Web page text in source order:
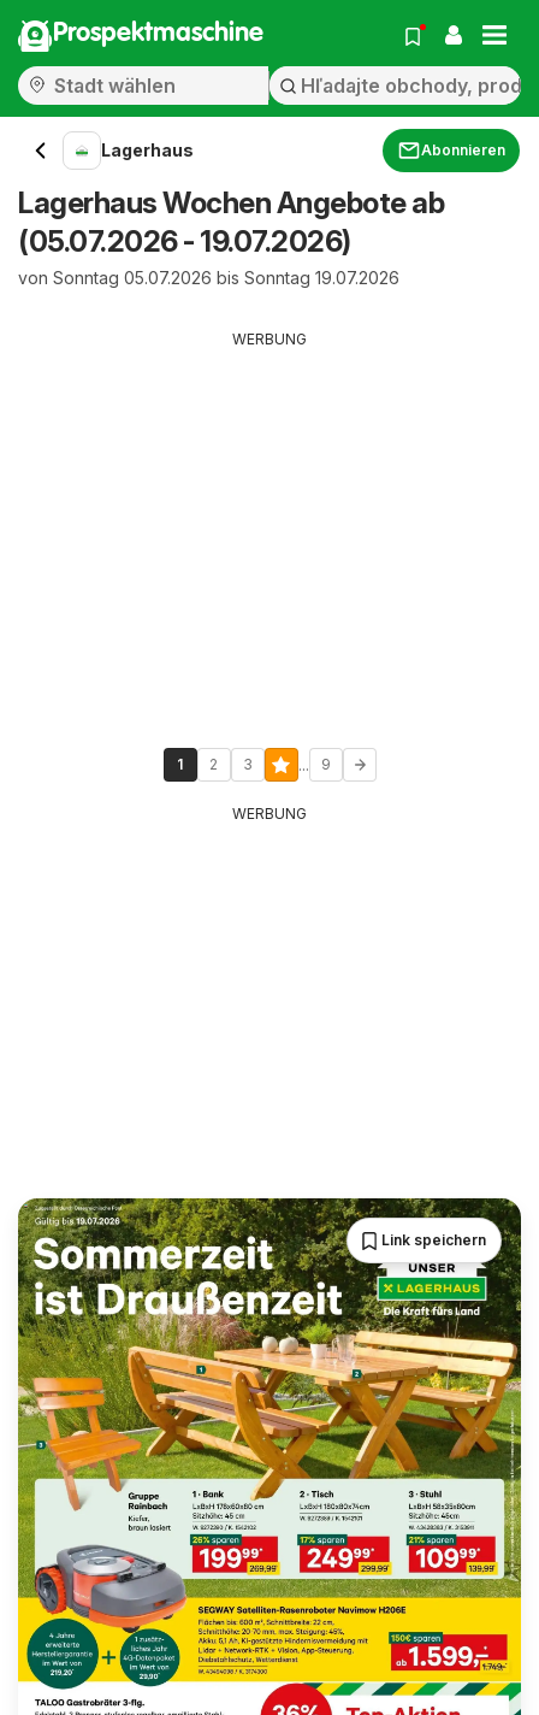
Prospektmaschine
Lagerhaus Abonnieren
Lagerhaus Wochen Angebote ab
(05.07.2026 - 19.07.2026)
von Sonntag 05.07.2026 bis Sonntag 19.07.2026
WERBUNG
1 2 3 ... 9
WERBUNG
Link speichern